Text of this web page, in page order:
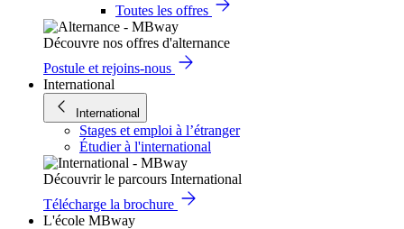
Toutes les offres
Découvre nos offres d'alternance
Postule et rejoins-nous
International
International
Stages et emploi à l’étranger
Étudier à l'international
Découvrir le parcours International
Télécharge la brochure
L'école MBway